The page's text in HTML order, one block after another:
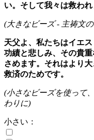
い。そして我々は救わ
(大きなビーズ - 主祷文
天父よ、私たちはイエ
功績と悲しみ、その貴
さめます。それはより
救済のためです。
(小さなビーズを使って
わりに)
小さい：